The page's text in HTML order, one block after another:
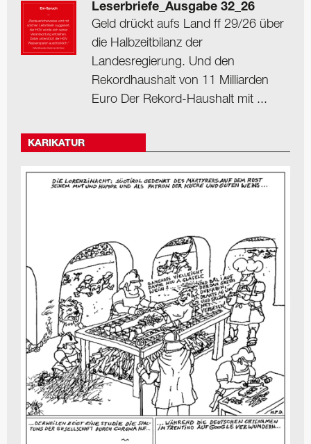
Leserbriefe_Ausgabe 32_26
Geld drückt aufs Land ff 29/26 über
die Halbzeitbilanz der
Landesregierung. Und den
Rekordhaushalt von 11 Milliarden
Euro Der Rekord-Haushalt mit ...
KARIKATUR